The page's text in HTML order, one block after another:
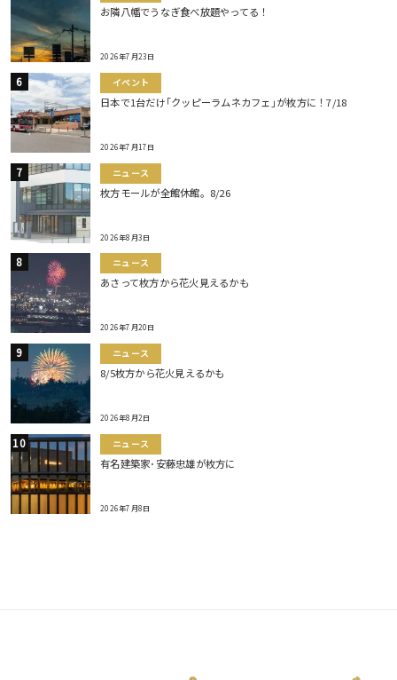
お隣八幡でうなぎ食べ放題やってる！
2026年7月23日
イベント
日本で1台だけ｢クッピーラムネカフェ｣が枚方に！7/18
2026年7月17日
ニュース
枚方モールが全館休館。8/26
2026年8月3日
ニュース
あさって枚方から花火見えるかも
2026年7月20日
ニュース
8/5枚方から花火見えるかも
2026年8月2日
ニュース
有名建築家･安藤忠雄が枚方に
2026年7月8日